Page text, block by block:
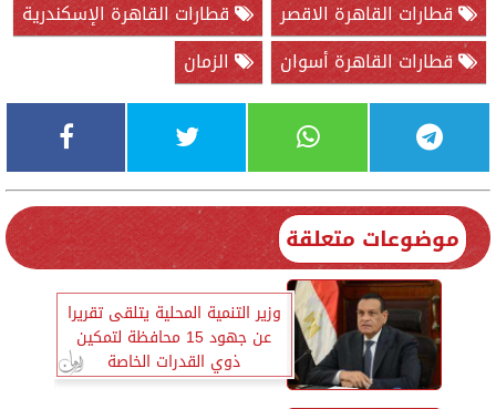
قطارات القاهرة الاقصر
قطارات القاهرة الإسكندرية
قطارات القاهرة أسوان
الزمان
موضوعات متعلقة
وزير التنمية المحلية يتلقى تقريرا
عن جهود 15 محافظة لتمكين
ذوي القدرات الخاصة